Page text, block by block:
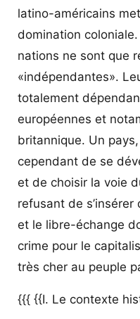
latino-américains
domination
nations ne sont que
«indépendantes».
totalement
européennes et
britannique. Un
cependant de se
et de choisir la voie
refusant de s’insérer
et le libre-échange
crime pour le
très cher au peuple
{{{ {{I. Le contexte